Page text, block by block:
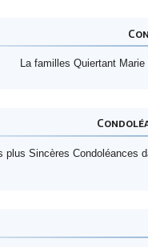
La familles Quiertant
plus Sincères